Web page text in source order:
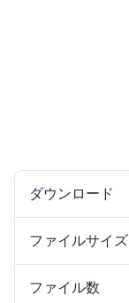
ダウンロード
ファイルサイズ
ファイル数